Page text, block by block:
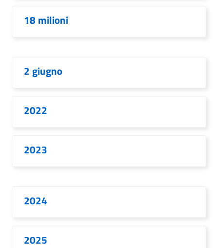
18 milioni
2 giugno
2022
2023
2024
2025